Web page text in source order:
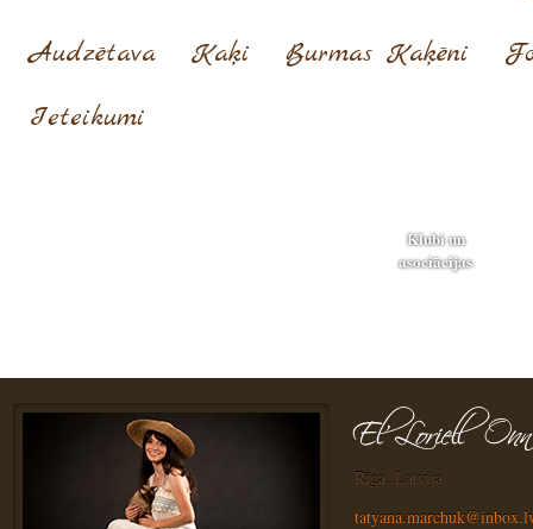
Audzētava Kaķi Burmas Kaķēni
Ieteikumi
Klubi un
asociācijas
Rīga, Latvija